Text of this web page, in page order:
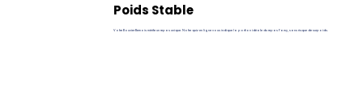
Poids Stable
Votre Bouvier Bernois mérite un repas unique. Notre quiz en ligne vous indique la portion idéale du repas Pawy, sans risque de surpoids.